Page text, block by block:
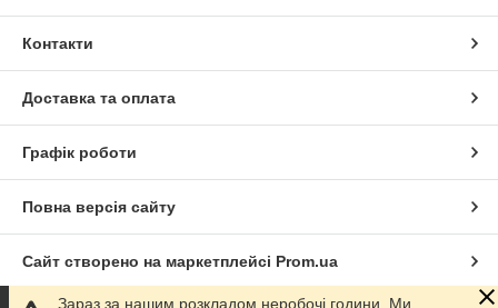
Контакти
Доставка та оплата
Графік роботи
Повна версія сайту
Сайт створено на маркетплейсі Prom.ua
Зараз за нашим розкладом неробочі години. Ми